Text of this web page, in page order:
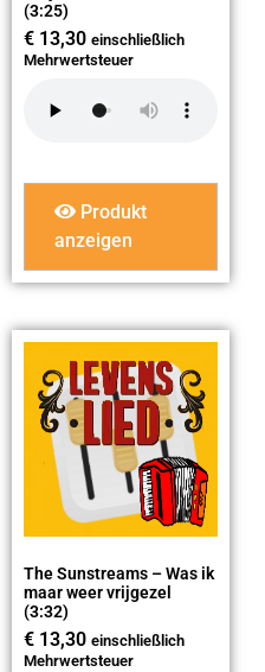
(3:25)
€ 13,30 einschließlich
Mehrwertsteuer
Produkt
anzeigen
The Sunstreams – Was ik
maar weer vrijgezel
(3:32)
€ 13,30 einschließlich
Mehrwertsteuer